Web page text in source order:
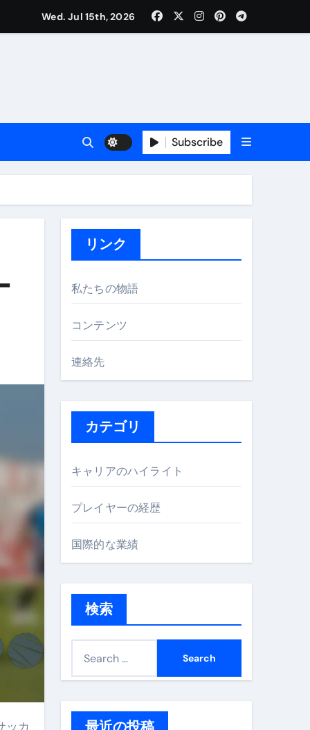
Wed. Jul 15th, 2026
Subscribe
リンク
私たちの物語
コンテンツ
連絡先
カテゴリ
キャリアのハイライト
プレイヤーの経歴
国際的な業績
検索
最近の投稿